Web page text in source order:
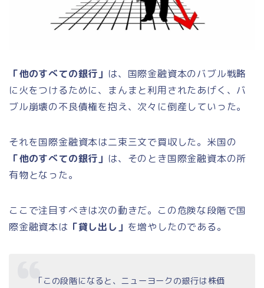
「他のすべての銀行」 は、国際金融資本のバブル戦略
に火をつけるために、まんまと利用されたあげく、バ
ブル崩壊の不良債権を抱え、次々に倒産していった。
それを国際金融資本は二束三文で買収した。米国の
「他のすべての銀行」 は、そのとき国際金融資本の所
有物となった。
ここで注目すべきは次の動きだ。この危険な段階で国
際金融資本は 「貸し出し」 を増やしたのである。
「この段階になると、ニューヨークの銀行は株価